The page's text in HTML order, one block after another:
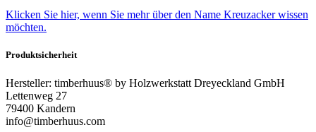
Klicken Sie hier, wenn Sie mehr über den Name Kreuzacker wissen
möchten.
Produktsicherheit
Hersteller: timberhuus® by Holzwerkstatt Dreyeckland GmbH
Lettenweg 27
79400 Kandern
info@timberhuus.com